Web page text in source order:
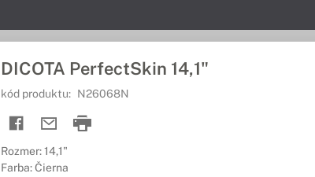
DICOTA PerfectSkin 14,1"
kód produktu: N26068N
Rozmer: 14,1"
Farba: Čierna